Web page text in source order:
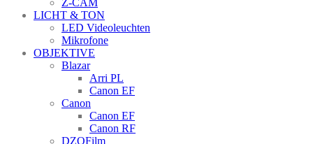
Z-CAM
LICHT & TON
LED Videoleuchten
Mikrofone
OBJEKTIVE
Blazar
Arri PL
Canon EF
Canon
Canon EF
Canon RF
DZOFilm